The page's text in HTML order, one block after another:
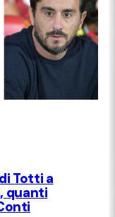
Totti a
quanti